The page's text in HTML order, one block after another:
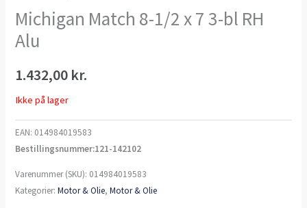
Michigan Match 8-1/2 x 7 3-bl RH
Alu
1.432,00 kr.
Ikke på lager
EAN: 014984019583
Bestillingsnummer:121-142102
Varenummer (SKU): 014984019583
Kategorier:Motor & Olie,Motor & Olie